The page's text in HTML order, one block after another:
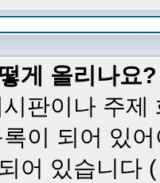
게 올리나요?
판이나 주
이 되어 있
어 있습니다 (